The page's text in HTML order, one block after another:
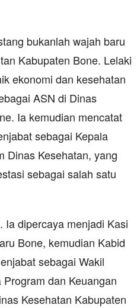
bukanlah wajah baru
Kabupaten Bone. Lelaki
ekonomi dan kesehatan
ASN di Dinas
Ia kemudian mencatat
sebagai Kepala
Dinas Kesehatan, yang
sebagai salah satu
Ia dipercaya menjadi Kasi
Bone, kemudian Kabid
sebagai Wakil
dan Keuangan
Kesehatan Kabupaten